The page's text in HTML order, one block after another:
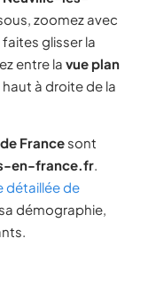
zoomez avec
glisser la
entre la vue plan
à droite de la
France sont
en-france.fr.
détaillée de
démographie,